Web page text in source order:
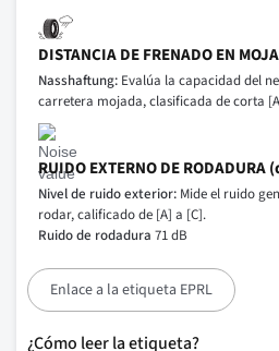
DISTANCIA DE FRENADO EN
Nasshaftung: Evalúa la capacidad del
carretera mojada, clasificada de corta
RUIDO EXTERNO DE RODADURA
Nivel de ruido exterior: Mide el ruido
rodar, calificado de [A] a [C].
Ruido de rodadura 71 dB
Enlace a la etiqueta EPRL
¿Cómo leer la etiqueta?